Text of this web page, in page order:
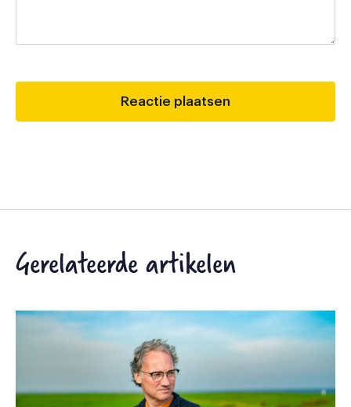
Gerelateerde artikelen